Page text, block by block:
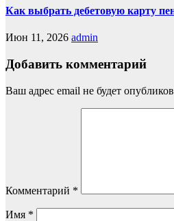
Как выбрать дебетовую карту
Июн 11, 2026 admin
Добавить комментарий
Ваш адрес email не будет
Комментарий *
Имя *